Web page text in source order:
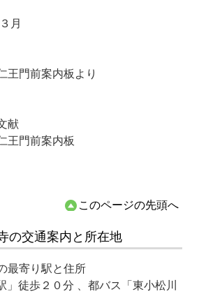
月
王門前案内板より
献
王門前案内板
このページの先頭へ
の交通案内と所在地
最寄り駅と住所
」徒歩２０分 、都バス「東小松川